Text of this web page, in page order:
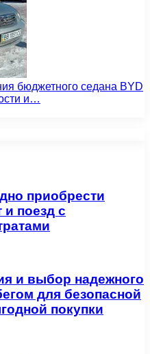
бюджетного седана BYD
и…
приобрести
поезд с
и выбор надежного
для безопасной
покупки